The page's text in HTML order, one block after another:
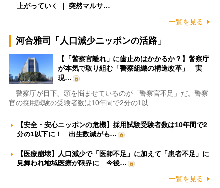
上がっていく ｜ 突然マルサ…
一覧を見る
河合雅司「人口減少ニッポンの活路」
【「警察官離れ」に歯止めはかかるか？】警察庁
が本気で取り組む「警察組織の構造改革」 実
現…
警察庁が目下、頭を悩ませているのが「警察官不足」だ。警察
官の採用試験の受験者数は10年間で2分の1以…
【安全・安心ニッポンの危機】採用試験受験者数は10年間で2
分の1以下に！ 出生数減がも…
【医療崩壊】人口減少で「医師不足」に加えて「患者不足」に
見舞われ地域医療が限界に 今後…
一覧を見る